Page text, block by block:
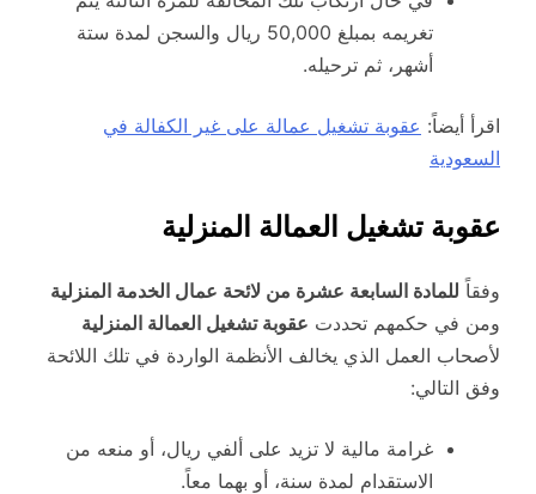
تغريمه بمبلغ 50,000 ريال والسجن لمدة ستة
أشهر، ثم ترحيله.
اقرأ أيضاً: عقوبة تشغيل عمالة على غير الكفالة في
السعودية
عقوبة تشغيل العمالة المنزلية
وفقاً للمادة السابعة عشرة من لائحة عمال الخدمة المنزلية
ومن في حكمهم تحددت عقوبة تشغيل العمالة المنزلية
لأصحاب العمل الذي يخالف الأنظمة الواردة في تلك اللائحة
وفق التالي:
غرامة مالية لا تزيد على ألفي ريال، أو منعه من
الاستقدام لمدة سنة، أو بهما معاً.